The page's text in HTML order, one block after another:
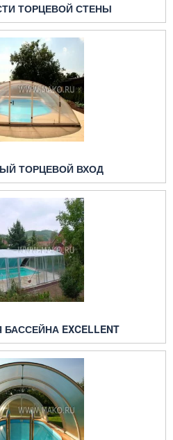
ТОРЦЕВОЙ СТЕНЫ
ТОРЦЕВОЙ ВХОД
EXCELLENT